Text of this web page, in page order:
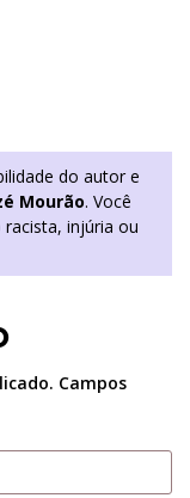
do autor e
Mourão. Você
injúria ou
Campos